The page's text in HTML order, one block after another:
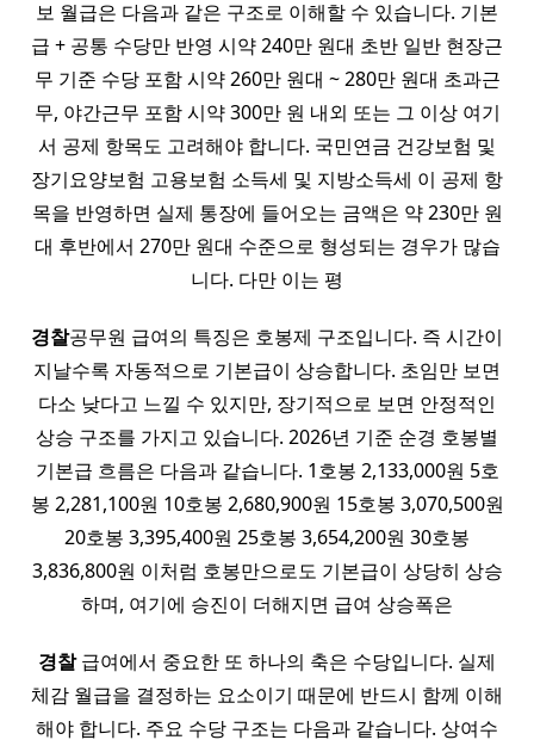
보 월급은 다음과 같은 구조로 이해할 수 있습니다. 기본
급 + 공통 수당만 반영 시약 240만 원대 초반 일반 현장근
무 기준 수당 포함 시약 260만 원대 ~ 280만 원대 초과근
무, 야간근무 포함 시약 300만 원 내외 또는 그 이상 여기
서 공제 항목도 고려해야 합니다. 국민연금 건강보험 및
장기요양보험 고용보험 소득세 및 지방소득세 이 공제 항
목을 반영하면 실제 통장에 들어오는 금액은 약 230만 원
대 후반에서 270만 원대 수준으로 형성되는 경우가 많습
니다. 다만 이는 평
경찰공무원 급여의 특징은 호봉제 구조입니다. 즉 시간이
지날수록 자동적으로 기본급이 상승합니다. 초임만 보면
다소 낮다고 느낄 수 있지만, 장기적으로 보면 안정적인
상승 구조를 가지고 있습니다. 2026년 기준 순경 호봉별
기본급 흐름은 다음과 같습니다. 1호봉 2,133,000원 5호
봉 2,281,100원 10호봉 2,680,900원 15호봉 3,070,500원
20호봉 3,395,400원 25호봉 3,654,200원 30호봉
3,836,800원 이처럼 호봉만으로도 기본급이 상당히 상승
하며, 여기에 승진이 더해지면 급여 상승폭은
경찰급여에서 중요한 또 하나의 축은 수당입니다. 실제
체감 월급을 결정하는 요소이기 때문에 반드시 함께 이해
해야 합니다. 주요 수당 구조는 다음과 같습니다. 상여수